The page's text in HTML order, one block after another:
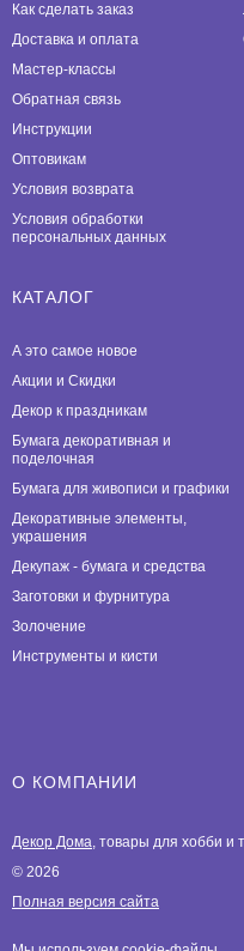
Как сделать заказ
Доставка и оплата
Мастер-классы
Обратная связь
Инструкции
Оптовикам
Условия возврата
Условия обработки
персональных данных
КАТАЛОГ
А это самое новое
Акции и Скидки
Декор к праздникам
Бумага декоративная и
поделочная
Бумага для живописи и графики
Декоративные элементы,
украшения
Декупаж - бумага и средства
Заготовки и фурнитура
Золочение
Инструменты и кисти
О КОМПАНИИ
Декор Дома, товары для хобби и
© 2026
Полная версия сайта